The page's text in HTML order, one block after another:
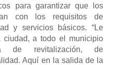
para garantizar que los
con los requisitos de
y servicios básicos. “Le
ciudad, a todo el municipio
de revitalización, de
Aquí en la salida de la